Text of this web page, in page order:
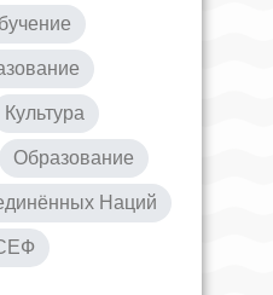
Культура
Образование
Наций